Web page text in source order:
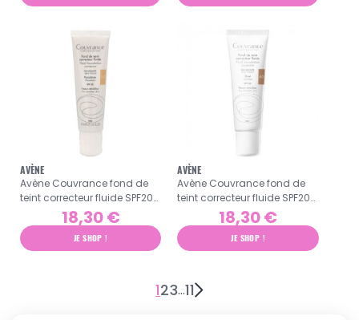
AVÈNE
Avène Couvrance fond de
teint correcteur fluide SPF20
N°1 porcelaine 30ml
18,30 €
JE SHOP !
AVÈNE
Avène Couvrance fond de
teint correcteur fluide SPF20
N°5 doré 30ml18,30 €
JE SHOP !
123…11